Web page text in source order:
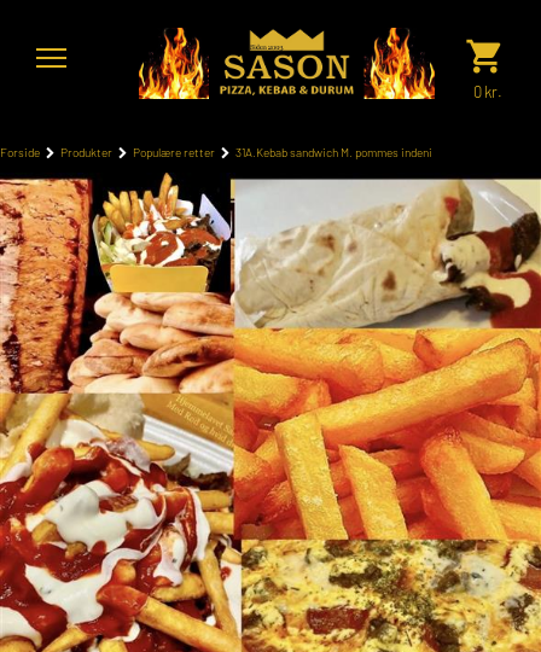
0 kr.
Forside Produkter Populære retter 31A.Kebab sandwich M. pommes indeni